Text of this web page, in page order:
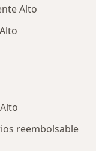
Alto
reembolsable